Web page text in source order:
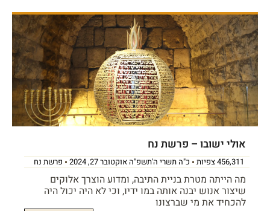
אולי ישובו – פרשת נח
456,311 צפיות כ"ה תשרי ה'תשפ"ה אוקטובר 27, 2024 פרשת נח
מה הייתה מטרת בניית התיבה, ומדוע הוצרך אלוקים
שיצור אנוש יבנה אותה במו ידיו, וכי לא היה יכול היה
להכחיד את מי שברצונו